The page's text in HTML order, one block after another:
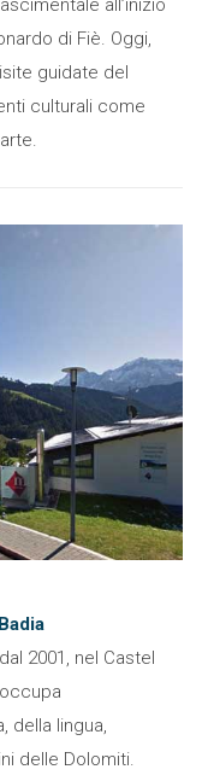
all’inizio
di Fiè. Oggi,
guidate del
culturali come
2001, nel Castel
della lingua,
delle Dolomiti.